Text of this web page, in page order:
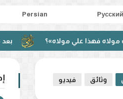
Pусский
Persian
علي مولاه»؟ بعد مناظرة
وثائق فيديو